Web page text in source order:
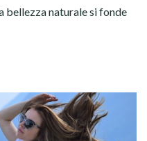
bellezza naturale si fonde